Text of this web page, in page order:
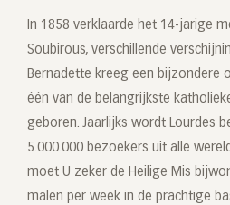
In 1858 verklaarde het 14-jarige
Soubirous, verschillende
Bernadette kreeg een bijzondere
één van de belangrijkste
geboren. Jaarlijks wordt Lourdes
5.000.000 bezoekers uit alle
moet U zeker de Heilige Mis
malen per week in de prachtige